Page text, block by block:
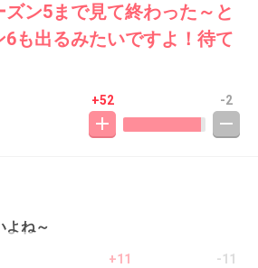
ン5まで見て終わった～と
も出るみたいですよ！待て
+52 -2
よね～
+11 -11